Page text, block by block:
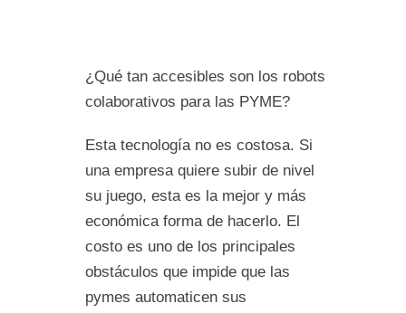
¿Qué tan accesibles son los robots
colaborativos para las PYME?
Esta tecnología no es costosa. Si
una empresa quiere subir de nivel
su juego, esta es la mejor y más
económica forma de hacerlo. El
costo es uno de los principales
obstáculos que impide que las
pymes automaticen sus